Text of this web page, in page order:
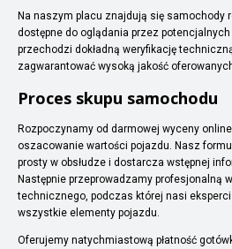
Na naszym placu znajdują się samochody
dostępne do oglądania przez potencjalnych
przechodzi dokładną weryfikację
zagwarantować wysoką jakość
Proces skupu samochodu
Rozpoczynamy od darmowej wyceny
oszacowanie wartości pojazdu. Nasz
prosty w obsłudze i dostarcza wstępnej
Następnie przeprowadzamy profesjonalną
technicznego, podczas której nasi
wszystkie elementy pojazdu.
Oferujemy natychmiastową płatność